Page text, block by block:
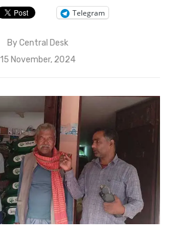
Telegram
ByCentral Desk
Posted
15 November, 2024